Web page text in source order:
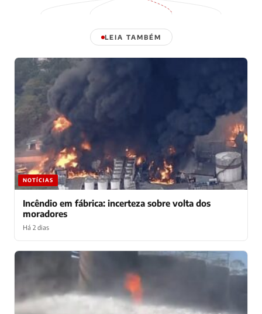
LEIA TAMBÉM
NOTÍCIAS
Incêndio em fábrica: incerteza sobre volta dos
moradores
Há 2 dias